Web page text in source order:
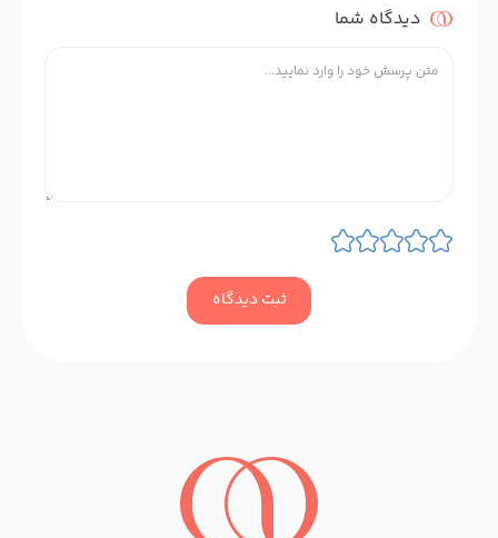
دیدگاه شما
ثبت دیدگاه